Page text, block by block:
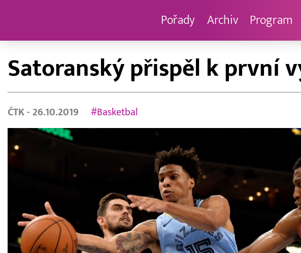
Pořady Archiv Program
Satoranský přispěl k první
ČTK - 26.10.2019 #Basketbal